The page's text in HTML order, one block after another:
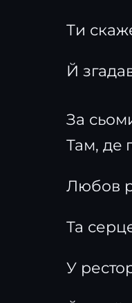
Ти
Й
За
Там, де
Любов
Та
У